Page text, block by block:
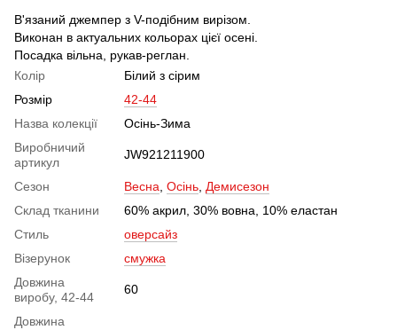
В'язаний джемпер з V-подібним вирізом.
Виконан в актуальних кольорах цієї осені.
Посадка вільна, рукав-реглан.
Колір
Білий з сірим
Розмір
42-44
Назва колекції
Осінь-Зима
Виробничий
артикул
JW921211900
Сезон Весна Осінь Демисезон
Склад тканини
60% акрил, 30% вовна, 10% еластан
Стиль
оверсайз
Візерунок
смужка
Довжина
виробу, 42-44
60
Довжина